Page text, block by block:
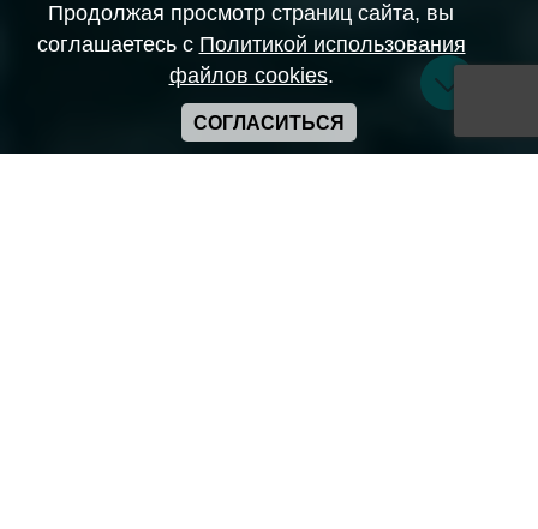
Продолжая просмотр страниц сайта, вы
соглашаетесь с Политикой использования
файлов cookies.
СОГЛАСИТЬСЯ